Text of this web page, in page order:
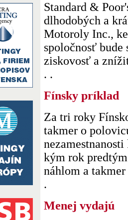
Standard &
dlhodobých a
Motoroly Inc.,
spoločnosť
ziskovosť a
. .
Fínsky príklad
Za tri roky
takmer o
kým rok
náhlom a
.
Menej vydajú